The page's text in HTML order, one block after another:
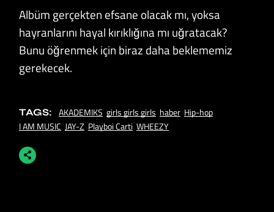
Albüm gerçekten efsane olacak mı, yoksa
hayranlarını hayal kırıklığına mı uğratacak?
Bunu öğrenmek için biraz daha beklememiz
gerekecek.
TAGS: AKADEMIKS girls girls girls haber Hip-hop
I AM MUSIC JAY-Z Playboi Carti WHEEZY